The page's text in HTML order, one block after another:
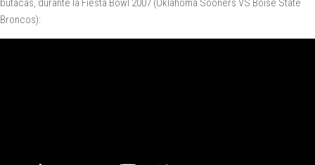
butacas, durante la Fiesta Bowl 2007 (Oklahoma Sooners VS Boise State
Broncos):